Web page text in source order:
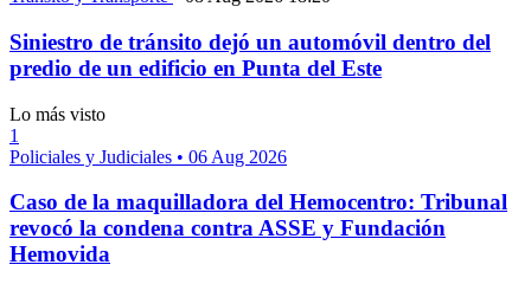
Siniestro de tránsito dejó un automóvil dentro del
predio de un edificio en Punta del Este
Lo más visto
1
Policiales y Judiciales • 06 Aug 2026
Caso de la maquilladora del Hemocentro: Tribunal
revocó la condena contra ASSE y Fundación
Hemovida